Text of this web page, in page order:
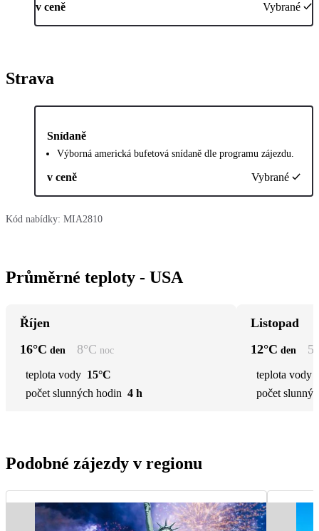
v ceně Vybrané
Strava
Snídaně
Výborná americká bufetová snídaně dle programu zájezdu.
v ceně Vybrané
Kód nabídky: MIA2810
Průměrné teploty - USA
Říjen
16°C den 8°C noc
teplota vody 15°C
počet slunných hodin 4 h
Listopad
12°C den 5
teplota vody
počet
Podobné zájezdy v regionu